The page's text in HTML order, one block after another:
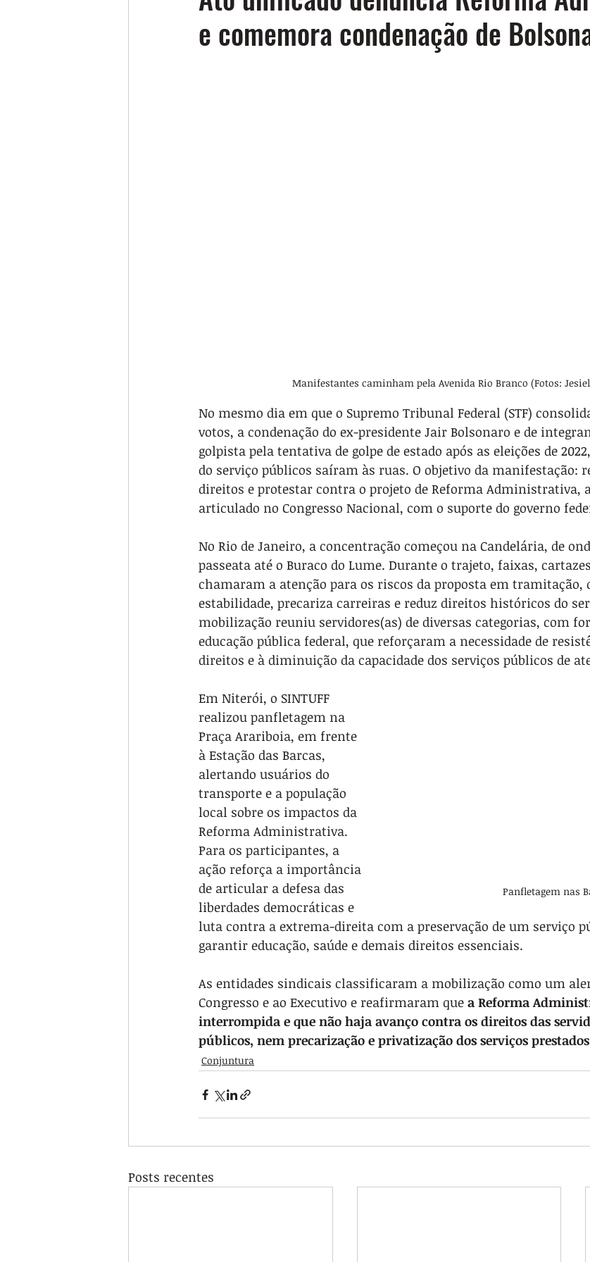
e comemora condenação de
Manifestantes caminham pela Avenida Rio Branco (Fotos:
No mesmo dia em que o Supremo Tribunal Federal (STF)
votos, a condenação do ex-presidente Jair Bolsonaro e de
golpista pela tentativa de golpe de estado após as eleições de
do serviço públicos saíram às ruas. O objetivo da manifestação:
direitos e protestar contra o projeto de Reforma Administrativa,
articulado no Congresso Nacional, com o suporte do governo
No Rio de Janeiro, a concentração começou na Candelária, de
passeata até o Buraco do Lume. Durante o trajeto, faixas,
chamaram a atenção para os riscos da proposta em tramitação,
estabilidade, precariza carreiras e reduz direitos históricos do
mobilização reuniu servidores(as) de diversas categorias, com
educação pública federal, que reforçaram a necessidade de
direitos e à diminuição da capacidade dos serviços públicos de
Panfletagem nas
Em Niterói, o SINTUFF
realizou panfletagem na
Praça Arariboia, em frente
à Estação das Barcas,
alertando usuários do
transporte e a população
local sobre os impactos da
Reforma Administrativa.
Para os participantes, a
ação reforça a importância
de articular a defesa das
liberdades democráticas e
luta contra a extrema-direita com a preservação de um serviço
garantir educação, saúde e demais direitos essenciais.
As entidades sindicais classificaram a mobilização como um
Congresso e ao Executivo e reafirmaram que a Reforma
interrompida e que não haja avanço contra os direitos das
públicos, nem precarização e privatização dos serviços
Conjuntura
Posts recentes